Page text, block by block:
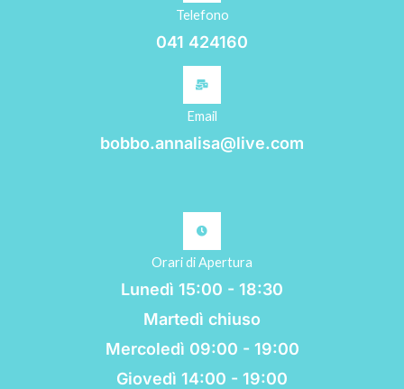
Telefono
041 424160
Email
bobbo.annalisa@live.com
Orari di Apertura
Lunedì 15:00 - 18:30
Martedì chiuso
Mercoledì 09:00 - 19:00
Giovedì 14:00 - 19:00